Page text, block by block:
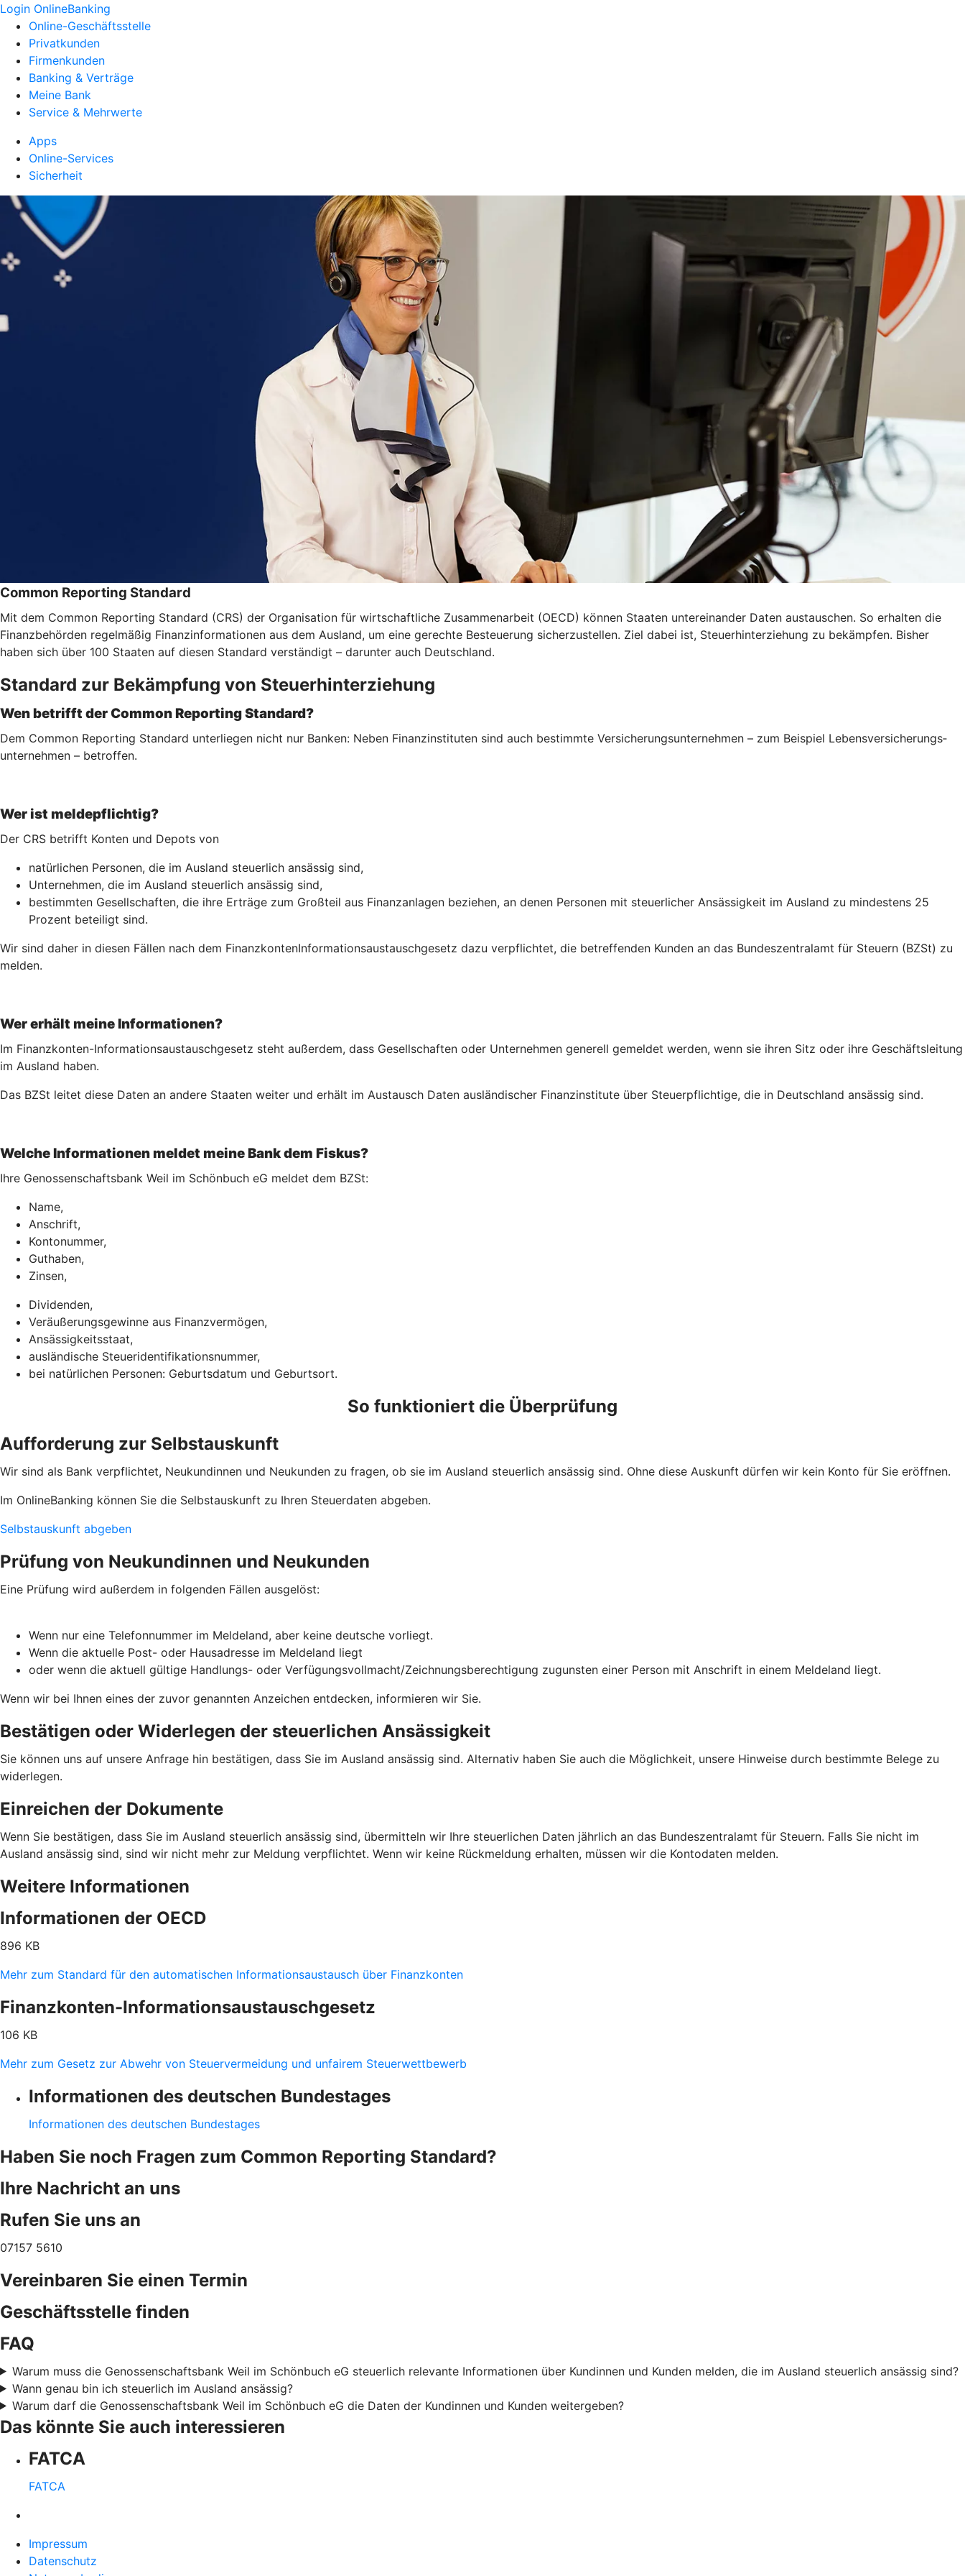
Login OnlineBanking
Online-Geschäftsstelle
Privatkunden
Firmenkunden
Banking & Verträge
Meine Bank
Service & Mehrwerte
Apps
Online-Services
Sicherheit
Common Reporting Standard
Mit dem Common Reporting Standard (CRS) der Organisation für wirtschaftliche Zusammenarbeit (OECD) können Staaten untereinander Daten austauschen. So erhalten die
Finanzbehörden regelmäßig Finanzinformationen aus dem Ausland, um eine gerechte Besteuerung sicherzustellen. Ziel dabei ist, Steuerhinterziehung zu bekämpfen. Bisher
haben sich über 100 Staaten auf diesen Standard verständigt – darunter auch Deutschland.
Standard zur Bekämpfung von Steuerhinterziehung
Wen betrifft der Common Reporting Standard?
Dem Common Reporting Standard unterliegen nicht nur Banken: Neben Finanzinstituten sind auch bestimmte Versicherungsunternehmen – zum Beispiel Lebensversicherungs­
unternehmen – betroffen.
Wer ist meldepflichtig?
Der CRS betrifft Konten und Depots von
natürlichen Personen, die im Ausland steuerlich ansässig sind,
Unternehmen, die im Ausland steuerlich ansässig sind,
bestimmten Gesellschaften, die ihre Erträge zum Großteil aus Finanzanlagen beziehen, an denen Personen mit steuerlicher Ansässigkeit im Ausland zu mindestens 25
Prozent beteiligt sind.
Wir sind daher in diesen Fällen nach dem Finanz­konten­Informations­austausch­gesetz dazu verpflichtet, die betreffenden Kunden an das Bundeszentralamt für Steuern (BZSt) zu
melden.
Wer erhält meine Informationen?
Im Finanzkonten-Informationsaustauschgesetz steht außerdem, dass Gesellschaften oder Unternehmen generell gemeldet werden, wenn sie ihren Sitz oder ihre Geschäftsleitung
im Ausland haben.
Das BZSt leitet diese Daten an andere Staaten weiter und erhält im Austausch Daten ausländischer Finanzinstitute über Steuerpflichtige, die in Deutschland ansässig sind.
Welche Informationen meldet meine Bank dem Fiskus?
Ihre Genossenschaftsbank Weil im Schönbuch eG meldet dem BZSt:
Name,
Anschrift,
Kontonummer,
Guthaben,
Zinsen,
Dividenden,
Veräußerungsgewinne aus Finanzvermögen,
Ansässigkeitsstaat,
ausländische Steueridentifikationsnummer,
bei natürlichen Personen: Geburtsdatum und Geburtsort.
So funktioniert die Überprüfung
Aufforderung zur Selbstauskunft
Wir sind als Bank verpflichtet, Neukundinnen und Neukunden zu fragen, ob sie im Ausland steuerlich ansässig sind. Ohne diese Auskunft dürfen wir kein Konto für Sie eröffnen.
Im OnlineBanking können Sie die Selbstauskunft zu Ihren Steuerdaten abgeben.
Selbstauskunft abgeben
Prüfung von Neukundinnen und Neukunden
Eine Prüfung wird außerdem in folgenden Fällen ausgelöst:
Wenn nur eine Telefonnummer im Meldeland, aber keine deutsche vorliegt.
Wenn die aktuelle Post- oder Hausadresse im Meldeland liegt
oder wenn die aktuell gültige Handlungs- oder Verfügungsvollmacht/Zeichnungsberechtigung zugunsten einer Person mit Anschrift in einem Meldeland liegt.
Wenn wir bei Ihnen eines der zuvor genannten Anzeichen entdecken, informieren wir Sie.
Bestätigen oder Widerlegen der steuerlichen Ansässigkeit
Sie können uns auf unsere Anfrage hin bestätigen, dass Sie im Ausland ansässig sind. Alternativ haben Sie auch die Möglichkeit, unsere Hinweise durch bestimmte Belege zu
widerlegen.
Einreichen der Dokumente
Wenn Sie bestätigen, dass Sie im Ausland steuerlich ansässig sind, übermitteln wir Ihre steuerlichen Daten jährlich an das Bundeszentralamt für Steuern. Falls Sie nicht im
Ausland ansässig sind, sind wir nicht mehr zur Meldung verpflichtet. Wenn wir keine Rückmeldung erhalten, müssen wir die Kontodaten melden.
Weitere Informationen
Informationen der OECD
896 KB
Mehr zum Standard für den automatischen Informationsaustausch über Finanzkonten
Finanzkonten-Informationsaustauschgesetz
106 KB
Mehr zum Gesetz zur Abwehr von Steuervermeidung und unfairem Steuerwettbewerb
Informationen des deutschen Bundestages
Informationen des deutschen Bundestages
Haben Sie noch Fragen zum Common Reporting Standard?
Ihre Nachricht an uns
Rufen Sie uns an
07157 5610
Vereinbaren Sie einen Termin
Geschäftsstelle finden
FAQ
Warum muss die Genossenschaftsbank Weil im Schönbuch eG steuerlich relevante Informationen über Kundinnen und Kunden melden, die im Ausland steuerlich ansässig sind?
Wann genau bin ich steuerlich im Ausland ansässig?
Warum darf die Genossenschaftsbank Weil im Schönbuch eG die Daten der Kundinnen und Kunden weitergeben?
Das könnte Sie auch interessieren
FATCA
FATCA
Impressum
Datenschutz